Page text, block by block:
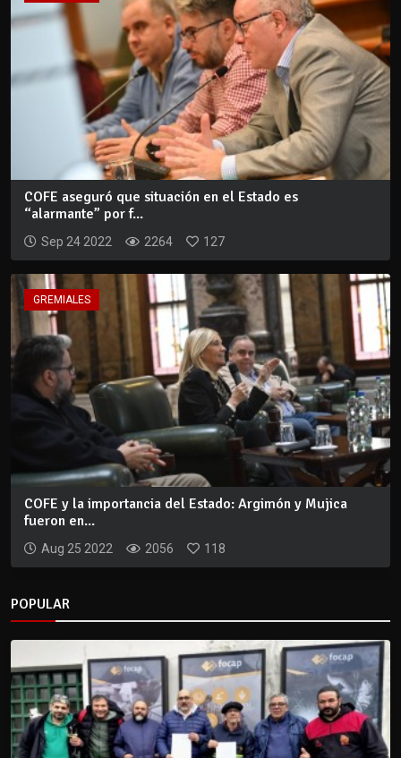
COFE aseguró que situación en el Estado es
“alarmante” por f...
Sep 24 2022 2264 127
GREMIALES
COFE y la importancia del Estado: Argimón y Mujica
fueron en...
Aug 25 2022 2056 118
POPULAR